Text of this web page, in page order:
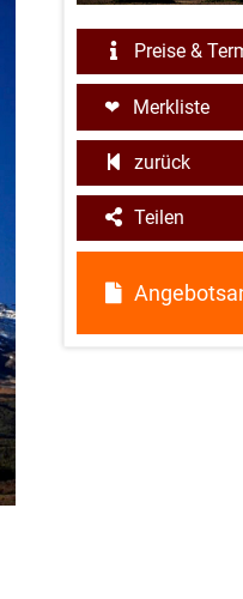
Preise &
Merkliste
zurück
Teilen